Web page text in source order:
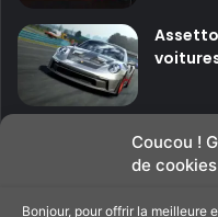
Coucou !
de
Bonjour, pour offrir la meilleure
Assetto